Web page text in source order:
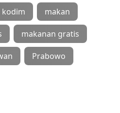
kodim makan
makanan gratis
Prabowo